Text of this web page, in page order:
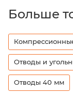
Больше
Отводы и
Отводы 40 мм